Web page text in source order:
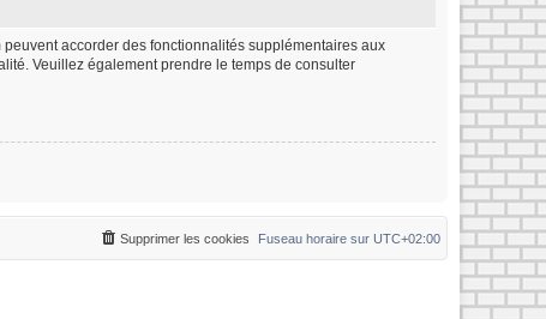
accorder des fonctionnalités supplémentaires aux
Veuillez également prendre le temps de consulter
Fuseau horaire sur UTC+02:00
Supprimer les cookies